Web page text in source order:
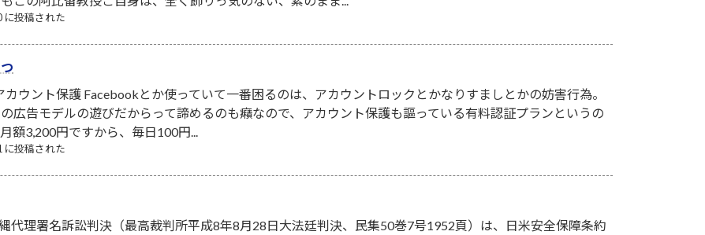
に投稿された
カウント保護 Facebookとか使っていて一番困るのは、アカウントロックとかなりすましとかの妨害行為。
広告モデルの遊びだからって諦めるのも癪なので、アカウント保護も謳っている有料認証プランというの
額3,200円ですから、毎日100円...
に投稿された
代理署名訴訟判決（最高裁判所平成8年8月28日大法廷判決、民集50巻7号1952頁）は、日米安全保障条約